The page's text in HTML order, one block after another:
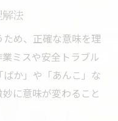
法
め、正確な意味を理
ミスや安全トラブル
か」や「あんこ」な
に意味が変わること